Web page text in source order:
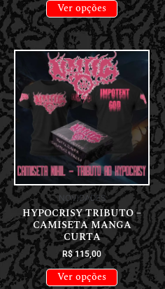
Ver opções
NOVIDADES
HYPOCRISY TRIBUTO –
CAMISETA MANGA
CURTA
R$115,00
Ver opções